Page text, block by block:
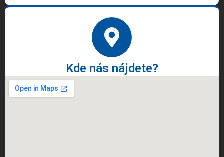
Kde nás nájdete?